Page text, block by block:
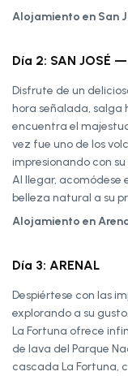
Alojamiento en San
Día 2: SAN JOSÉ
Disfrute de un
hora señalada, salga
encuentra el
vez fue uno de los
impresionando con
Al llegar, acomódese
belleza natural a su
Alojamiento en
Día 3: ARENAL
Despiértese con las
explorando a su
La Fortuna ofrece
de lava del Parque
cascada La Fortuna,